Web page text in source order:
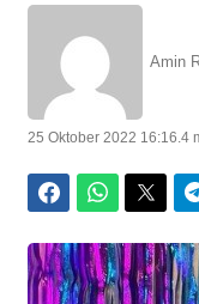
Amin
25 Oktober 2022 16:16.4